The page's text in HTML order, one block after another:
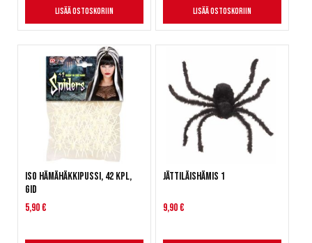
Lisää ostoskoriin Lisää ostoskoriin
Iso hämähäkkipussi, 42 kpl,
GID
5,90 €
Jättiläishämis 1
9,90 €